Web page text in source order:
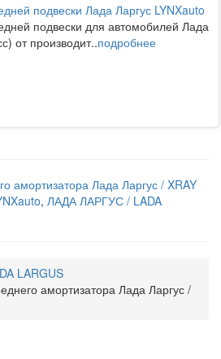
подвески Лада Ларгус LYNXauto
подвески для автомобилей Лада
от производит..подробнее
амортизатора Лада Ларгус / XRAY
, ЛАДА ЛАРГУС / LADA
LARGUS
амортизатора Лада Ларгус /